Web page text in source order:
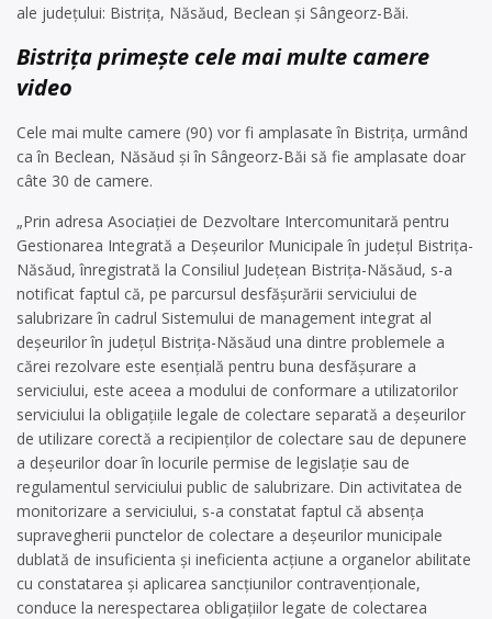
ale județului: Bistrița, Năsăud, Beclean și Sângeorz-Băi.
Bistrița primește cele mai multe camere
video
Cele mai multe camere (90) vor fi amplasate în Bistrița, urmând
ca în Beclean, Năsăud și în Sângeorz-Băi să fie amplasate doar
câte 30 de camere.
„Prin adresa Asociației de Dezvoltare Intercomunitară pentru
Gestionarea Integrată a Deșeurilor Municipale în județul Bistrița-
Năsăud, înregistrată la Consiliul Județean Bistrița-Năsăud, s-a
notificat faptul că, pe parcursul desfășurării serviciului de
salubrizare în cadrul Sistemului de management integrat al
deșeurilor în județul Bistrița-Năsăud una dintre problemele a
cărei rezolvare este esențială pentru buna desfășurare a
serviciului, este aceea a modului de conformare a utilizatorilor
serviciului la obligațiile legale de colectare separată a deșeurilor
de utilizare corectă a recipienților de colectare sau de depunere
a deșeurilor doar în locurile permise de legislație sau de
regulamentul serviciului public de salubrizare. Din activitatea de
monitorizare a serviciului, s-a constatat faptul că absența
supravegherii punctelor de colectare a deșeurilor municipale
dublată de insuficienta și ineficienta acțiune a organelor abilitate
cu constatarea și aplicarea sancțiunilor contravenționale,
conduce la nerespectarea obligațiilor legate de colectarea